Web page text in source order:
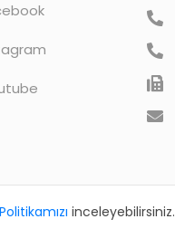
inceleyebilirsiniz.